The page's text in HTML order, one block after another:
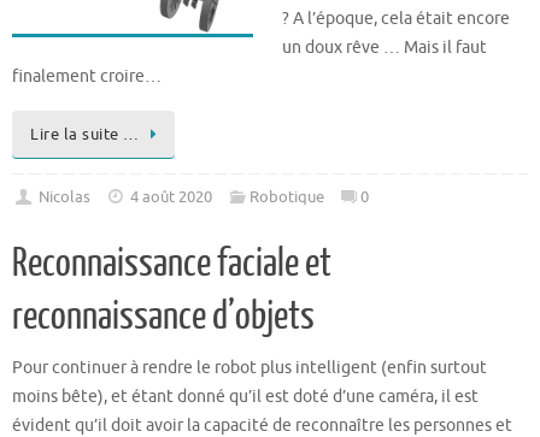
? A l’époque, cela était encore
un doux rêve … Mais il faut
finalement croire…
Lire la suite …
Nicolas 4 août 2020 Robotique 0
Reconnaissance faciale et
reconnaissance d’objets
Pour continuer à rendre le robot plus intelligent (enfin surtout
moins bête), et étant donné qu’il est doté d’une caméra, il est
évident qu’il doit avoir la capacité de reconnaître les personnes et